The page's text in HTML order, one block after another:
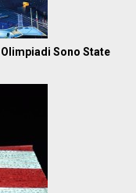
Sono State